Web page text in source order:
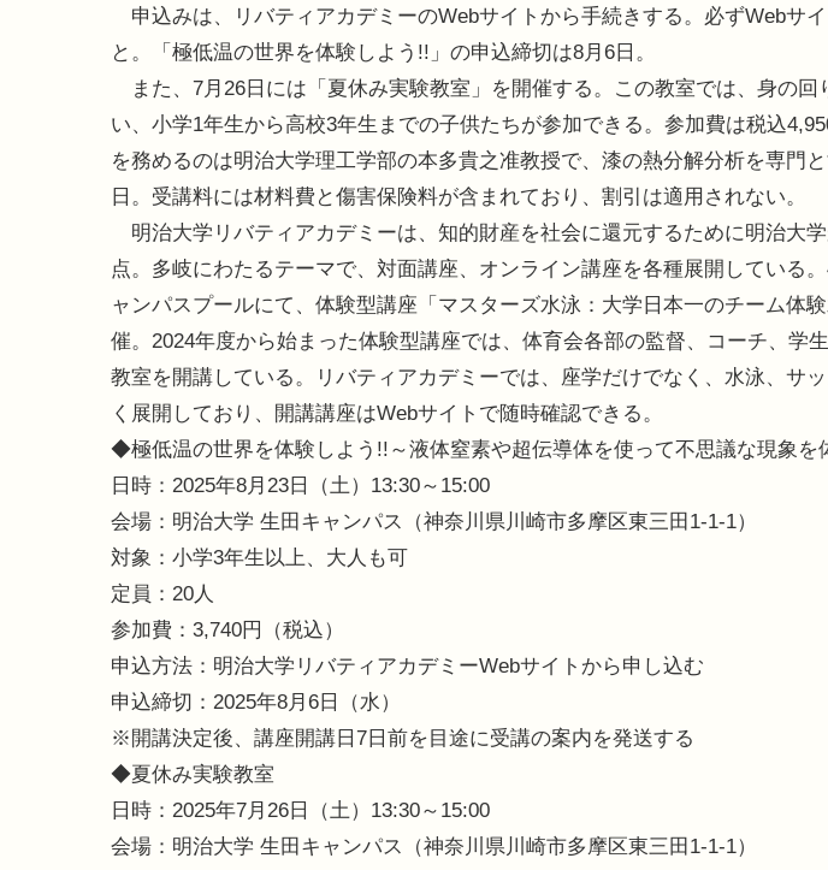
申込みは、リバティアカデミーのWebサイトから手続きする。必ずWebサ
と。「極低温の世界を体験しよう!!」の申込締切は8月6日。
また、7月26日には「夏休み実験教室」を開催する。この教室では、身の回
い、小学1年生から高校3年生までの子供たちが参加できる。参加費は税込
を務めるのは明治大学理工学部の本多貴之准教授で、漆の熱分解分析を専門
日。受講料には材料費と傷害保険料が含まれており、割引は適用されない。
明治大学リバティアカデミーは、知的財産を社会に還元するために明治大
点。多岐にわたるテーマで、対面講座、オンライン講座を各種展開している
ャンパスプールにて、体験型講座「マスターズ水泳：大学日本一のチーム体
催。2024年度から始まった体験型講座では、体育会各部の監督、コーチ、学
教室を開講している。リバティアカデミーでは、座学だけでなく、水泳、サ
く展開しており、開講講座はWebサイトで随時確認できる。
◆極低温の世界を体験しよう!!～液体窒素や超伝導体を使って不思議な現象を
日時：2025年8月23日（土）13:30～15:00
会場：明治大学 生田キャンパス（神奈川県川崎市多摩区東三田1-1-1）
対象：小学3年生以上、大人も可
定員：20人
参加費：3,740円（税込）
申込方法：明治大学リバティアカデミーWebサイトから申し込む
申込締切：2025年8月6日（水）
※開講決定後、講座開講日7日前を目途に受講の案内を発送する
◆夏休み実験教室
日時：2025年7月26日（土）13:30～15:00
会場：明治大学 生田キャンパス（神奈川県川崎市多摩区東三田1-1-1）